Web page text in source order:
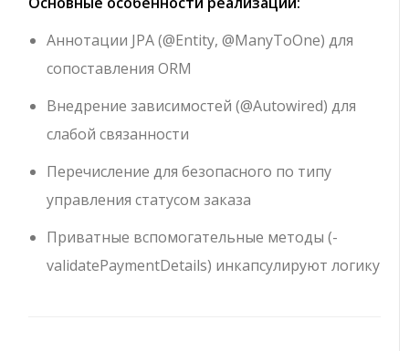
Аннотации JPA (@Entity,@ManyToOne) для
сопоставления ORM
Внедрение зависимостей (@Autowired) для
слабой связанности
Перечисление для безопасного по типу
управления статусом заказа
Приватные вспомогательные методы (-
validatePaymentDetails) инкапсулируют логику